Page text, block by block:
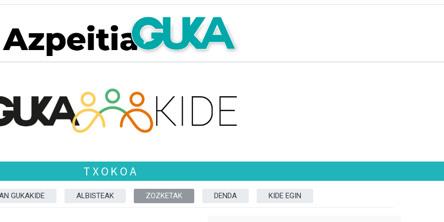
TXOKOA
GUKAKIDE ALBISTEAK ZOZKETAK DENDA KIDE EGIN